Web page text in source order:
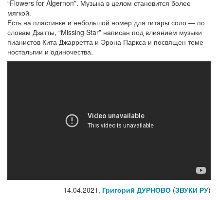
“Flowers for Algernon”. Музыка в целом становится более
мягкой.
Есть на пластинке и небольшой номер для гитары соло — по
словам Дзатты, “Missing Star” написан под влиянием музыки
пианистов Кита Джарретта и Эрона Паркса и посвящен теме
ностальгии и одиночества.
14.04.2021, Григорий ДУРНОВО (ЗВУКИ РУ)